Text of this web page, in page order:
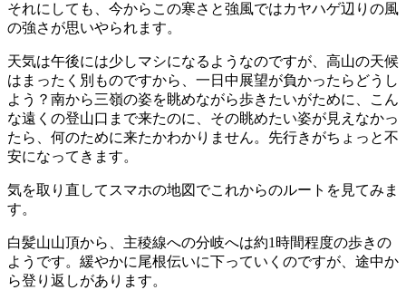
それにしても、今からこの寒さと強風ではカヤハゲ辺りの風
の強さが思いやられます。
天気は午後には少しマシになるようなのですが、高山の天候
はまったく別ものですから、一日中展望が負かったらどうし
よう？南から三嶺の姿を眺めながら歩きたいがために、こん
な遠くの登山口まで来たのに、その眺めたい姿が見えなかっ
たら、何のために来たかわかりません。先行きがちょっと不
安になってきます。
気を取り直してスマホの地図でこれからのルートを見てみま
す。
白髪山山頂から、主稜線への分岐へは約1時間程度の歩きの
ようです。緩やかに尾根伝いに下っていくのですが、途中か
ら登り返しがあります。